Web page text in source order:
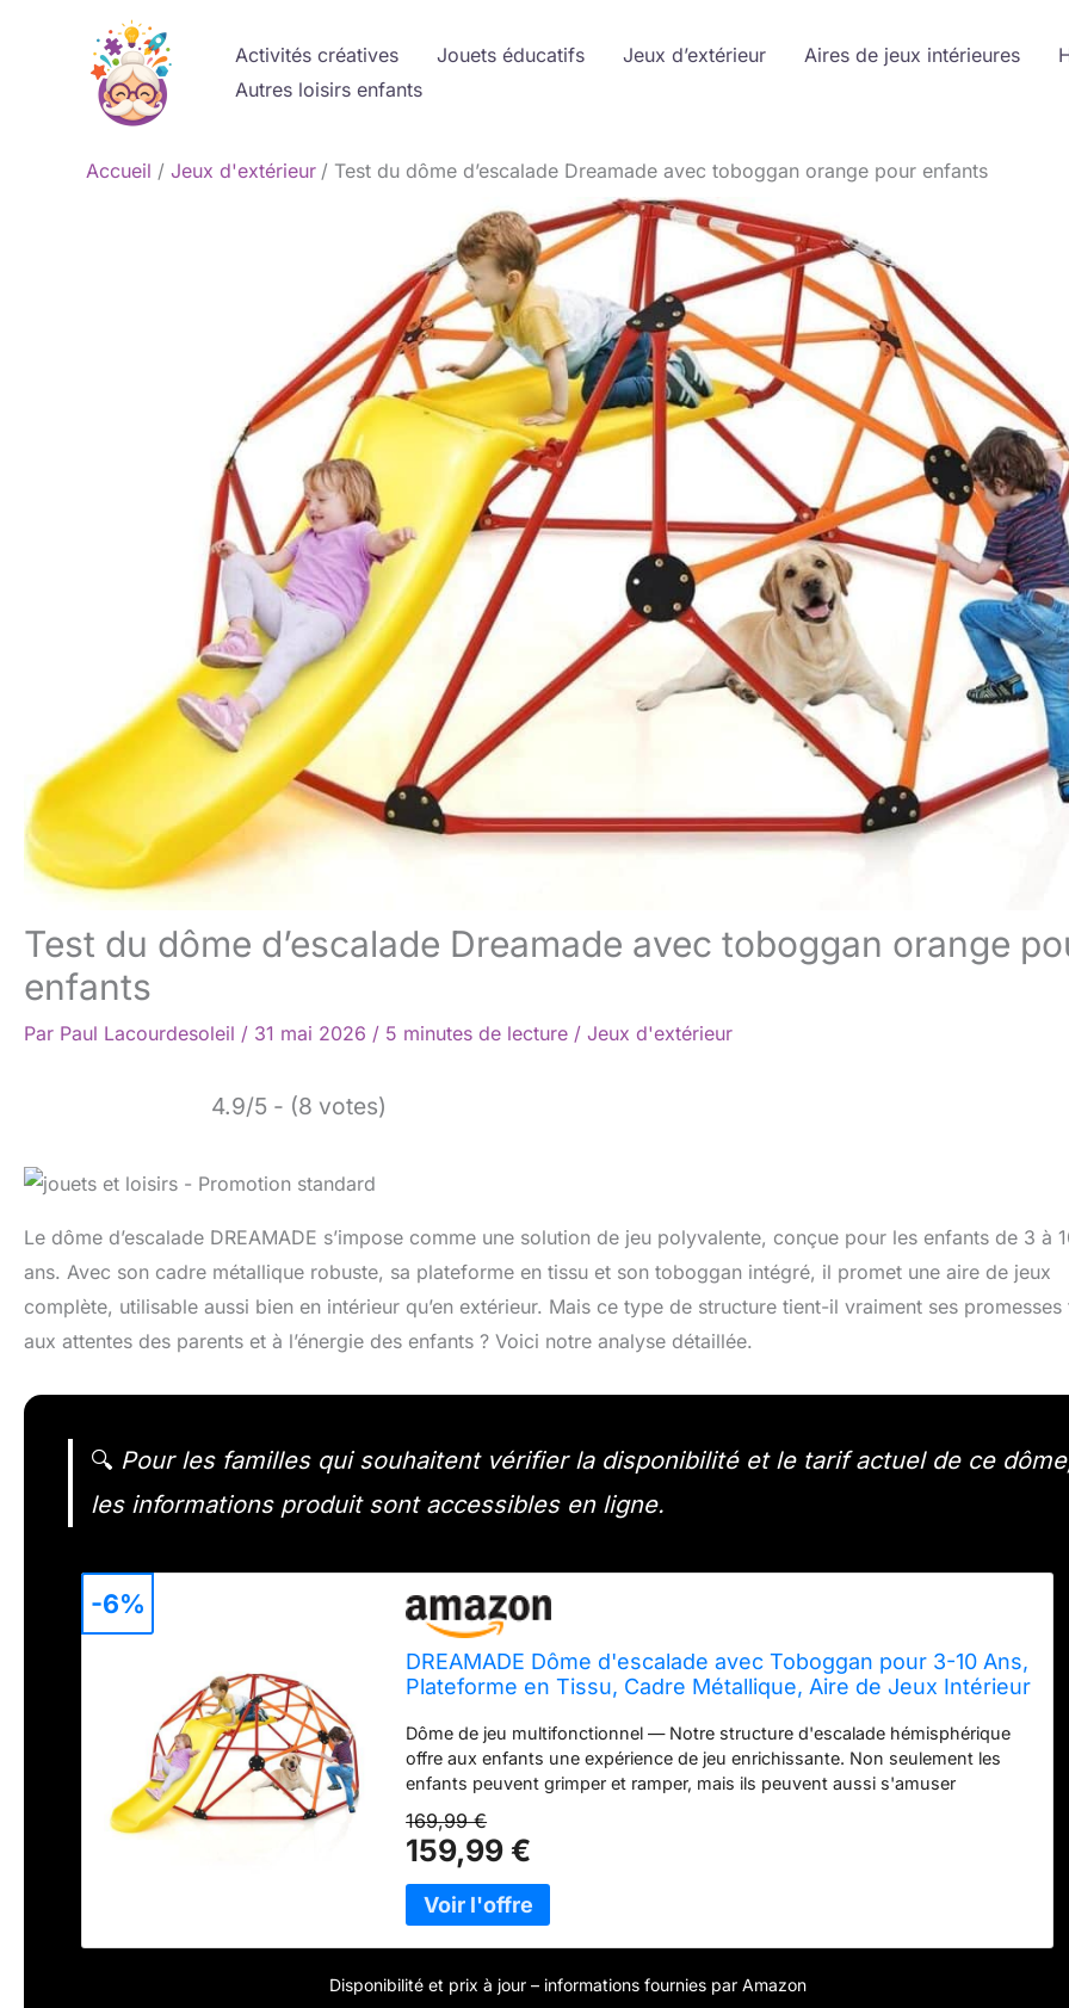
Activités créatives Jouets éducatifs Jeux d’extérieur Aires de jeux intérieures
Autres loisirs enfants
Accueil Jeux d'extérieur Test du dôme d’escalade Dreamade avec toboggan orange pour enfants
Test du dôme d’escalade Dreamade avec toboggan orange
enfants
Par Paul Lacourdesoleil / 31 mai 2026 / 5 minutes de lecture / Jeux d'extérieur
4.9/5 - (8 votes)
Le dôme d’escalade DREAMADE s’impose comme une solution de jeu polyvalente, conçue pour les enfants de 3 à
ans. Avec son cadre métallique robuste, sa plateforme en tissu et son toboggan intégré, il promet une aire de jeux
complète, utilisable aussi bien en intérieur qu’en extérieur. Mais ce type de structure tient-il vraiment ses promesses
aux attentes des parents et à l’énergie des enfants ? Voici notre analyse détaillée.
🔍 Pour les familles qui souhaitent vérifier la disponibilité et le tarif actuel de ce
les informations produit sont accessibles en ligne.
DREAMADE Dôme d'escalade avec Toboggan pour 3-10 Ans,
Plateforme en Tissu, Cadre Métallique, Aire de Jeux Intérieur
Dôme de jeu multifonctionnel — Notre structure d'escalade hémisphérique
offre aux enfants une expérience de jeu enrichissante. Non seulement les
enfants peuvent grimper et ramper, mais ils peuvent aussi s'amuser
de tuyaux en métal revêtus de poudre, notre ensemble de dôme d'escalade
garantit une longue durée de vie et une stabilité exceptionnelle après
l'installation. L'ensemble du jeu peut supporter un poids jusqu'à 363 kg. Les
coins et les bords lisses créent une aire de jeu sûre pour tous les enfants.
l'usure et aux intempéries. Centre d'activité éducatif — Ce dôme de jeu sera
169,99 €
159,99 €
-6%
Disponibilité et prix à jour – informations fournies par Amazon